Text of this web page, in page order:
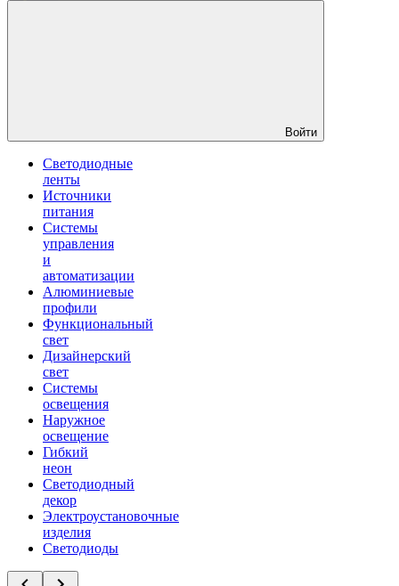
Войти
Светодиодные
ленты
Источники
питания
Системы
управления
и
автоматизации
Алюминиевые
профили
Функциональный
свет
Дизайнерский
свет
Системы
освещения
Наружное
освещение
Гибкий
неон
Светодиодный
декор
Электроустановочные
изделия
Светодиоды